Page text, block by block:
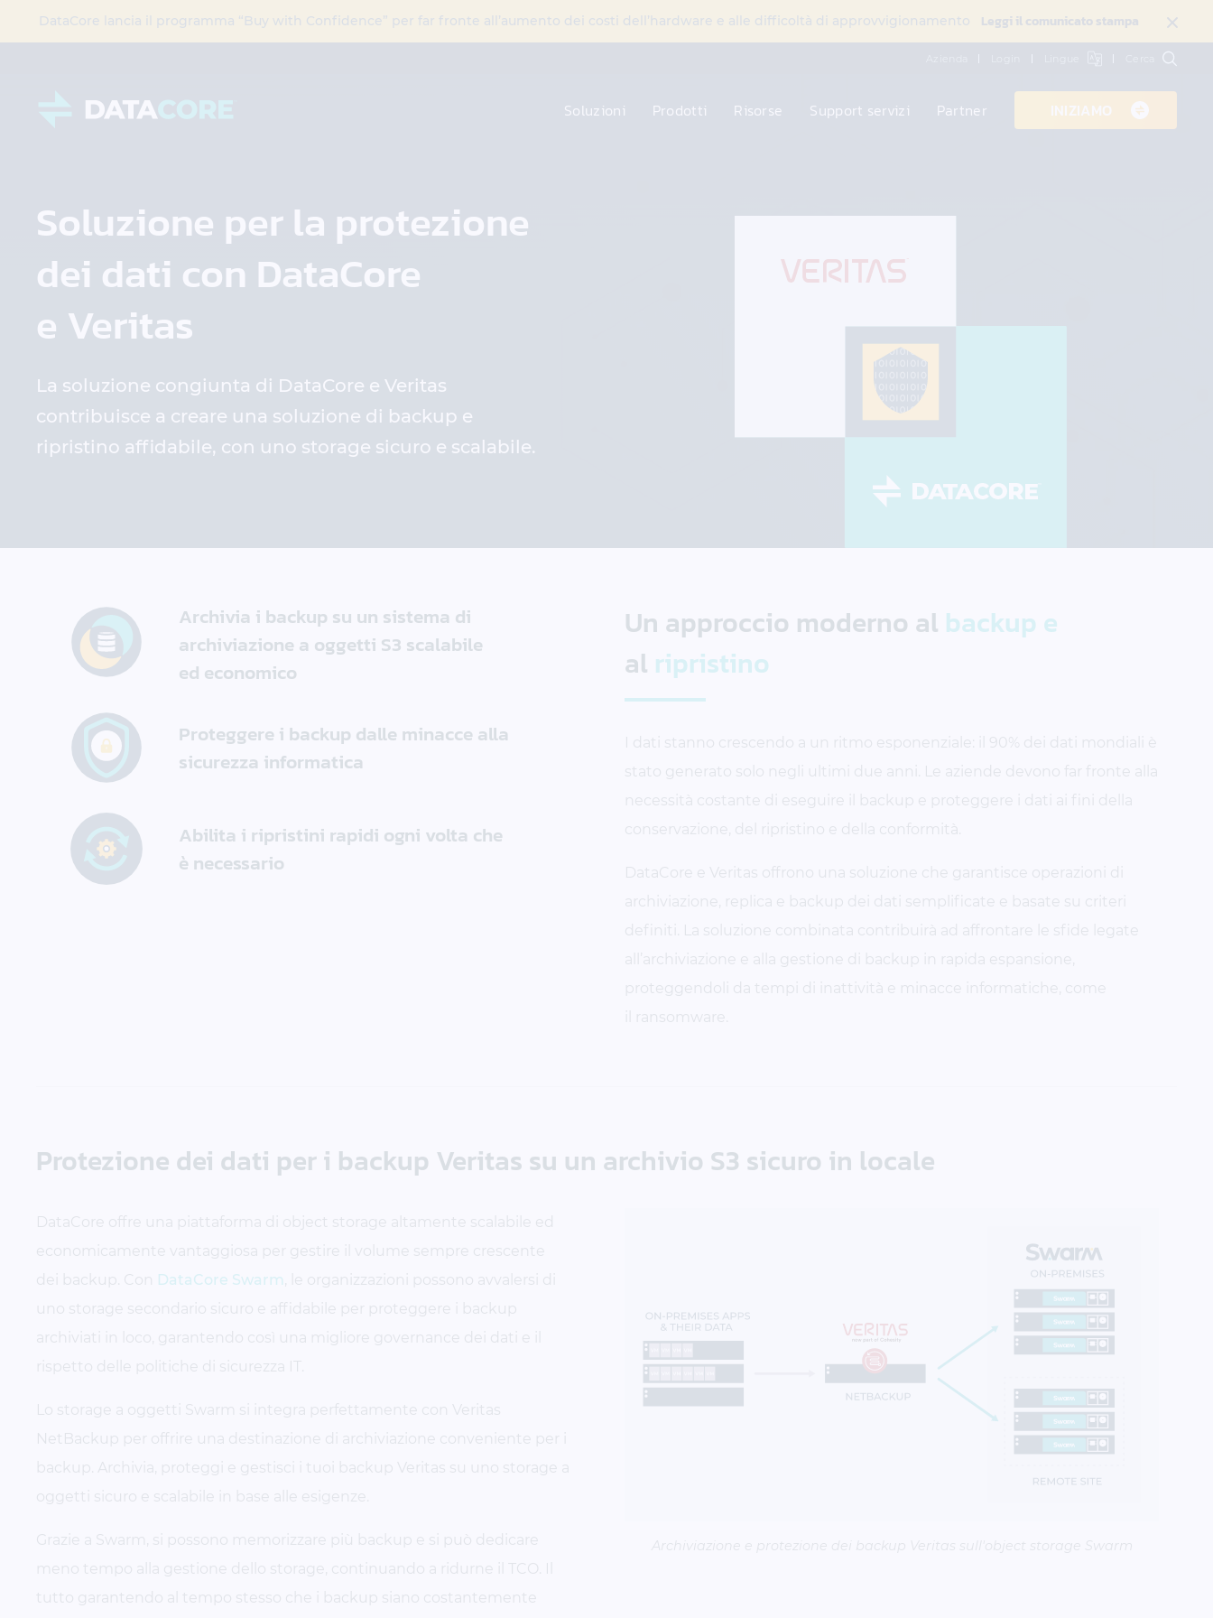
DataCore lancia il programma “Buy with Confidence” per far fronte all’aumento dei costi dell’hardware e alle difficoltà di approvvigionamento Leggi il comunicato stampa
Soluzioni Prodotti Risorse Support servizi Partner INIZIAMO
Soluzione per la protezione
dei dati con DataCore
e Veritas
La soluzione congiunta di DataCore e Veritas
contribuisce a creare una soluzione di backup e
ripristino affidabile, con uno storage sicuro e scalabile.
Archivia i backup su un sistema di
archiviazione a oggetti S3 scalabile
ed economico
Proteggere i backup dalle minacce alla
sicurezza informatica
Abilita i ripristini rapidi ogni volta che
è necessario
Un approccio moderno al backup e
al ripristino
I dati stanno crescendo a un ritmo esponenziale: il 90% dei dati mondiali è
stato generato solo negli ultimi due anni. Le aziende devono far fronte alla
necessità costante di eseguire il backup e proteggere i dati ai fini della
conservazione, del ripristino e della conformità.
DataCore e Veritas offrono una soluzione che garantisce operazioni di
archiviazione, replica e backup dei dati semplificate e basate su criteri
definiti. La soluzione combinata contribuirà ad affrontare le sfide legate
all’archiviazione e alla gestione di backup in rapida espansione,
proteggendoli da tempi di inattività e minacce informatiche, come
il ransomware.
Protezione dei dati per i backup Veritas su un archivio S3 sicuro in locale
DataCore offre una piattaforma di object storage altamente scalabile ed
economicamente vantaggiosa per gestire il volume sempre crescente
dei backup. Con DataCore Swarm
, le organizzazioni possono avvalersi di
uno storage secondario sicuro e affidabile per proteggere i backup
archiviati in loco, garantendo così una migliore governance dei dati e il
rispetto delle politiche di sicurezza IT.
Lo storage a oggetti Swarm si integra perfettamente con Veritas
NetBackup per offrire una destinazione di archiviazione conveniente per i
backup. Archivia, proteggi e gestisci i tuoi backup Veritas su uno storage a
oggetti sicuro e scalabile in base alle esigenze.
Grazie a Swarm, si possono memorizzare più backup e si può dedicare
meno tempo alla gestione dello storage, continuando a ridurne il TCO. Il
tutto garantendo al tempo stesso che i backup siano costantemente
Archiviazione e protezione dei backup Veritas sull'object storage Swarm